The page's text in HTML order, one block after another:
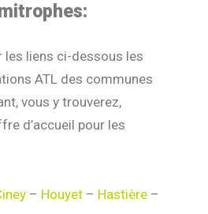
les liens ci-dessous les
ATL des communes
vous y trouverez,
d’accueil pour les
– Houyet– Hastière–